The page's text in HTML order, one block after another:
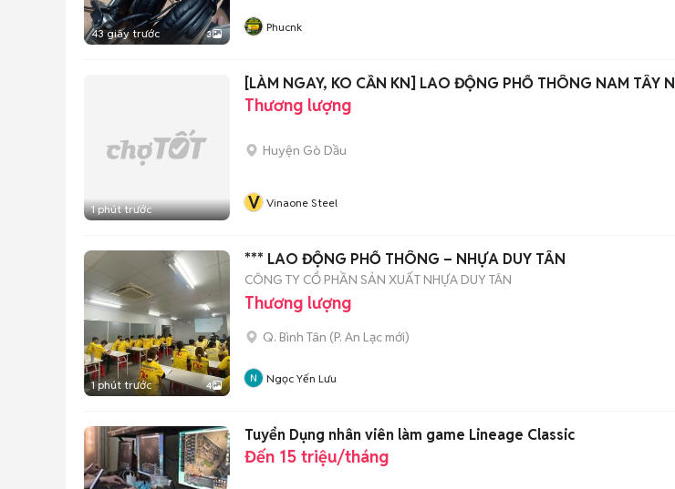
43 giây trước 3 Phucnk
1 phút trước
[LÀM NGAY, KO CẦN KN] LAO ĐỘNG PHỔ THÔNG NAM TÂY N
Thương lượng
Huyện Gò Dầu
V Vinaone Steel
1 phút trước 4
*** LAO ĐỘNG PHỔ THÔNG – NHỰA DUY TÂN
CÔNG TY CỔ PHẦN SẢN XUẤT NHỰA DUY TÂN
Thương lượng
Q. Bình Tân (P. An Lạc mới)
Ngọc Yến Lưu
Tuyển Dụng nhân viên làm game Lineage Classic
Đến 15 triệu/tháng